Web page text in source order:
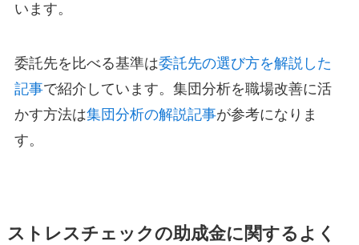
います。
委託先を比べる基準は委託先の選び方を解説した
記事で紹介しています。集団分析を職場改善に活
かす方法は集団分析の解説記事が参考になりま
す。
ストレスチェックの助成金に関するよく